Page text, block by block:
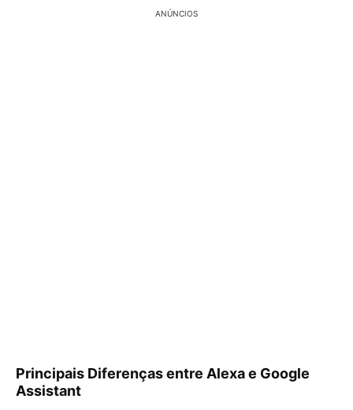
ANÚNCIOS
Principais Diferenças entre Alexa e Google
Assistant